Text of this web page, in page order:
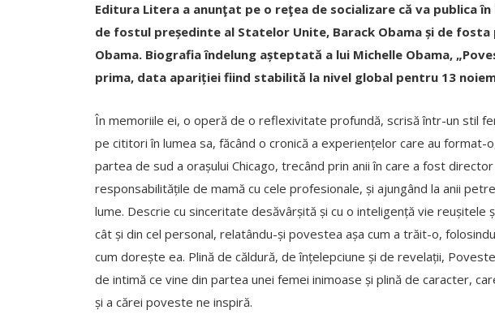
Editura Litera a anunţat pe o reţea de socializare că va publica
de fostul președinte al Statelor Unite, Barack Obama și de fosta
Obama. Biografia îndelung așteptată a lui Michelle Obama,
prima, data apariției fiind stabilită la nivel global pentru 13
În memoriile ei, o operă de o reflexivitate profundă, scrisă într-un stil
pe cititori în lumea sa, făcând o cronică a experiențelor care au format-
partea de sud a orașului Chicago, trecând prin anii în care a fost
responsabilitățile de mamă cu cele profesionale, și ajungând la anii
lume. Descrie cu sinceritate desăvârșită și cu o inteligență vie reușitele
cât și din cel personal, relatându-și povestea așa cum a trăit-o,
cum dorește ea. Plină de căldură, de înțelepciune și de revelații,
de intimă ce vine din partea unei femei inimoase și plină de caracter,
și a cărei poveste ne inspiră.